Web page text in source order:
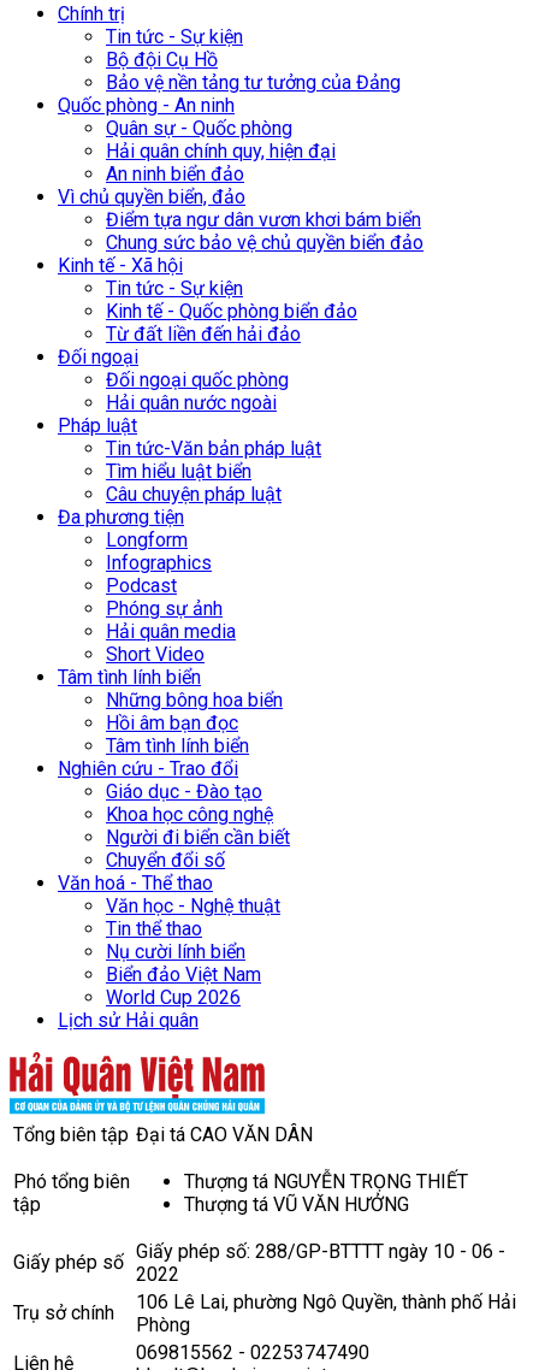
Chính trị
Tin tức - Sự kiện
Bộ đội Cụ Hồ
Bảo vệ nền tảng tư tưởng của Đảng
Quốc phòng - An ninh
Quân sự - Quốc phòng
Hải quân chính quy, hiện đại
An ninh biển đảo
Vì chủ quyền biển, đảo
Điểm tựa ngư dân vươn khơi bám biển
Chung sức bảo vệ chủ quyền biển đảo
Kinh tế - Xã hội
Tin tức - Sự kiện
Kinh tế - Quốc phòng biển đảo
Từ đất liền đến hải đảo
Đối ngoại
Đối ngoại quốc phòng
Hải quân nước ngoài
Pháp luật
Tin tức-Văn bản pháp luật
Tìm hiểu luật biển
Câu chuyện pháp luật
Đa phương tiện
Longform
Infographics
Podcast
Phóng sự ảnh
Hải quân media
Short Video
Tâm tình lính biển
Những bông hoa biển
Hồi âm bạn đọc
Tâm tình lính biển
Nghiên cứu - Trao đổi
Giáo dục - Đào tạo
Khoa học công nghệ
Người đi biển cần biết
Chuyển đổi số
Văn hoá - Thể thao
Văn học - Nghệ thuật
Tin thể thao
Nụ cười lính biển
Biển đảo Việt Nam
World Cup 2026
Lịch sử Hải quân
Tổng biên tập Đại tá CAO VĂN DÂN
Phó tổng biên
tập
Thượng tá NGUYỄN TRỌNG THIẾT
Thượng tá VŨ VĂN HƯỞNG
Giấy phép số Giấy phép số: 288/GP-BTTTT ngày 10 - 06 -
2022
Trụ sở chính
106 Lê Lai, phường Ngô Quyền, thành phố Hải
Phòng
Liên hệ
069815562 - 02253747490